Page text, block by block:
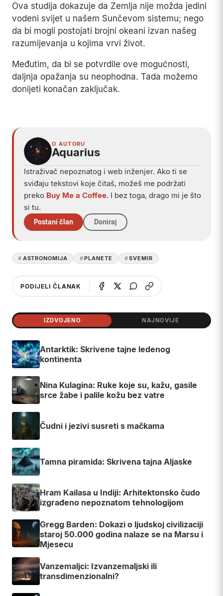
Ova studija dokazuje da Zemlja nije možda jedini
vodeni svijet u našem Sunčevom sistemu; nego
da bi mogli postojati brojni okeani izvan našeg
razumijevanja u kojima vrvi život.
Međutim, da bi se potvrdile ove mogućnosti,
daljnja opažanja su neophodna. Tada možemo
donijeti konačan zaključak.
O AUTORU
Aquarius
Istraživač nepoznatog i web inženjer. Ako ti se
sviđaju tekstovi koje čitaš, možeš me podržati
preko Buy Me a Coffee. I bez toga, drago mi je što
si tu.
Postani član Doniraj
ASTRONOMIJA PLANETE SVEMIR
PODIJELI ČLANAK
IZDVOJENO NAJNOVIJE
Antarktik: Skrivene tajne ledenog
kontinenta
Nina Kulagina: Ruke koje su, kažu, gasile
srce žabe i palile kožu bez vatre
Čudni i jezivi susreti s mačkama
Tamna piramida: Skrivena tajna Aljaske
Hram Kailasa u Indiji: Arhitektonsko čudo
izgrađeno nepoznatom tehnologijom
Gregg Barden: Dokazi o ljudskoj civilizaciji
staroj 50.000 godina nalaze se na Marsu i
Mjesecu
Vanzemaljci: Izvanzemaljski ili
transdimenzionalni?